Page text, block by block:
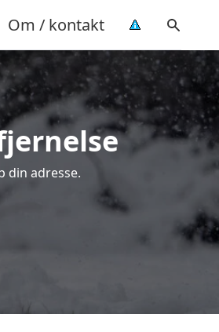
Om / kontakt
din adresse.